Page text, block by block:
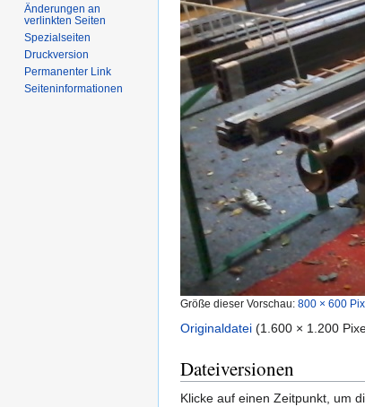
Größe dieser Vorschau: 800 × 600
Originaldatei (1.600 × 1.200
Dateiversionen
Klicke auf einen Zeitpunkt, um
Änderungen an
verlinkten Seiten
Spezialseiten
Druckversion
Permanenter Link
Seiten­informationen